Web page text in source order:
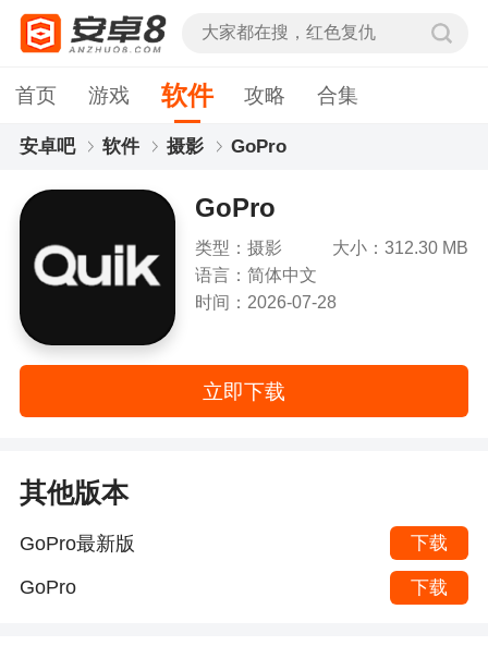
首页 游戏 软件 攻略 合集
安卓吧 软件 摄影 GoPro
GoPro
类型：摄影
大小：312.30 MB
语言：简体中文
时间：2026-07-28
立即下载
其他版本
GoPro最新版 下载
GoPro 下载